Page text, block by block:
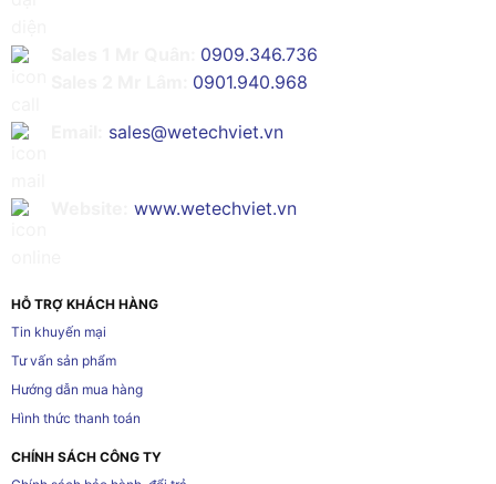
0909.346.736
0901.940.968
sales@wetechviet.vn
www.wetechviet.vn
HỖ TRỢ KHÁCH HÀNG
Tin khuyến mại
Tư vấn sản phẩm
Hướng dẫn mua hàng
Hình thức thanh toán
CHÍNH SÁCH CÔNG TY